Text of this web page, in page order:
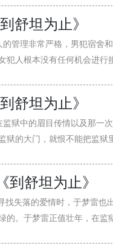
舒坦为止》
管理非常严格，男犯宿舍
犯人根本没有任何机会进行
舒坦为止》
狱中的眉目传情以及那一
狱的大门，就恨不能把监狱
到舒坦为止》
找失落的爱情时，于梦雷
的。于梦雷正值壮年，在监